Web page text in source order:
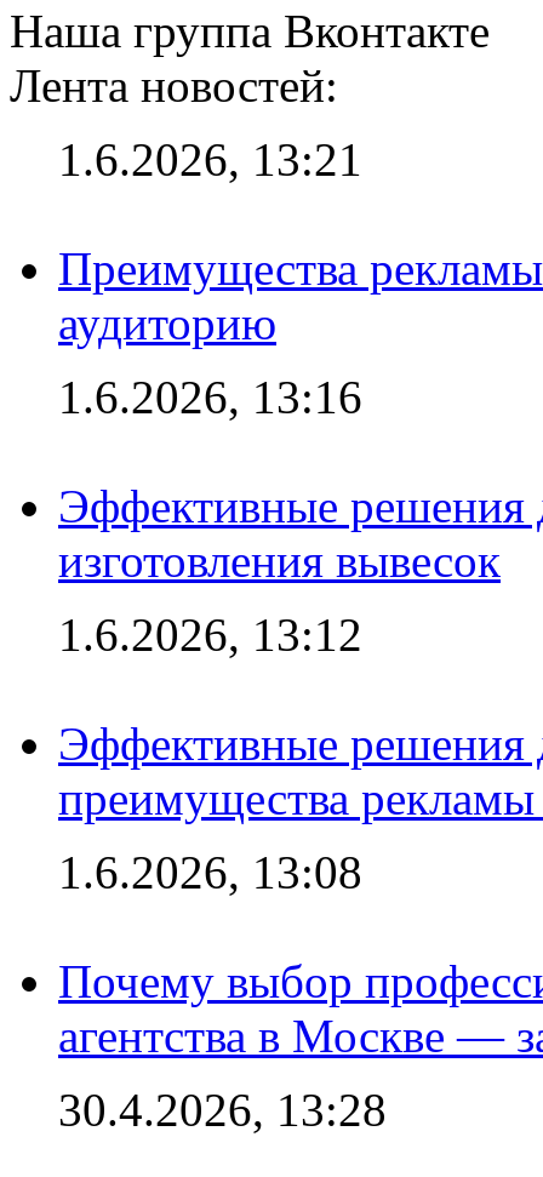
Наша группа Вконтакте
Лента новостей:
1.6.2026, 13:21
Преимущества
аудиторию
1.6.2026, 13:16
Эффективные решения
изготовления вывесок
1.6.2026, 13:12
Эффективные решения
преимущества рекламы
1.6.2026, 13:08
Почему выбор
агентства в Москве —
30.4.2026, 13:28